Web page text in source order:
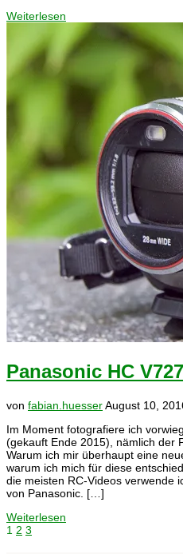
Weiterlesen
Panasonic HC V727
von fabian.huesserAugust 10,
Im Moment fotografiere ich
(gekauft Ende 2015), nämlich der
Warum ich mir überhaupt eine
warum ich mich für diese
die meisten RC-Videos verwende
von Panasonic. […]
Weiterlesen
1 2 3